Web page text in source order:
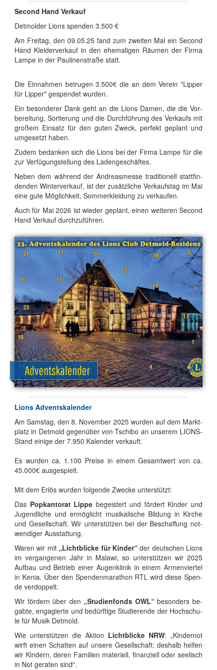
Se­cond Hand Ver­kauf
Det­mol­der Li­ons spen­den 3.500 €
Am Frei­tag, den 09.05.25 fand zum zwei­ten Mal ein Se­cond
Hand Klei­der­ver­kauf in den ehe­ma­li­gen Räu­men der Fir­ma
Lam­pe in der Pau­li­nen­stra­ße statt.
Die Ein­nah­men be­tru­gen 3.500€ die an dem Ver­ein "Lip­per
für Lip­per" ge­spen­det wur­den.
Ein be­son­de­rer Dank geht an die Li­ons Da­men, die die Vor­
be­rei­tung, Sor­tie­rung und die Durch­füh­rung des Ver­kaufs mit
gro­ßem Ein­satz für den gu­ten Zweck, per­fekt ge­plant und
um­ge­setzt ha­ben.
Zu­dem be­dan­ken sich die Li­ons bei der Fir­ma Lam­pe für die
zur Ver­fü­gung­stel­lung des La­den­ge­schäf­tes.
Ne­ben dem wäh­rend der An­dre­as­mes­se tra­di­tio­nell statt­fin­
den­den Win­ter­ver­kauf, ist der zu­sätz­li­che Ver­kaufs­tag im Mai
ei­ne gu­te Mög­lich­keit, Som­mer­klei­dung zu ver­kau­fen.
Auch für Mai 2026 ist wie­der ge­plant, ei­nen wei­te­ren Se­cond
Hand Ver­kauf durch­zu­füh­ren.
Adventskalender
Li­ons Ad­vents­ka­len­der
Am Sams­tag, den 8. No­vem­ber 2025 wur­den auf dem Markt­
platz in Det­mold ge­gen­über von Tschi­bo an un­se­rem LI­ONS-
Stand ei­ni­ge der 7.950 Ka­len­der ver­kauft.
Es wur­den ca. 1.100 Prei­se in ei­nem Ge­samt­wert von ca.
45.000€ aus­ge­spielt.
Mit dem Er­lös wur­den fol­gen­de Zwe­cke un­ter­stützt:
Das Pop­kan­to­rat Lip­pe be­geis­tert und för­dert Kin­der und
Ju­gend­li­che und er­mög­licht mu­si­ka­li­sche Bil­dung in Kir­che
und Ge­sell­schaft. Wir un­ter­stüt­zen bei der Be­schaf­fung not­
wen­di­ger Aus­stat­tung.
Wa­ren wir mit „Licht­bli­cke für Kin­der“ der deut­schen Li­ons
im ver­gan­ge­nen Jahr in Ma­la­wi, so un­ter­stüt­zen wir 2025
Auf­bau und Be­trieb ei­ner Au­gen­kli­nik in ei­nem Ar­men­vier­tel
in Ke­nia. Über den Spen­den­ma­ra­thon RTL wird die­se Spen­
de ver­dop­pelt.
Wir för­dern über den „Stu­di­en­fonds OWL“ be­son­ders be­
gab­te, en­ga­gier­te und be­dürf­ti­ge Stu­die­ren­de der Hoch­schu­
le für Mu­sik Det­mold.
Wie un­ter­stüt­zen die Ak­ti­on Licht­bli­cke NRW: „Kin­der­not
wirft ei­nen Schat­ten auf un­se­re Ge­sell­schaft: des­halb hel­fen
wir Kin­dern, de­ren Fa­mi­li­en ma­te­ri­ell, fi­nan­zi­ell oder see­lisch
in Not ge­ra­ten sind“.